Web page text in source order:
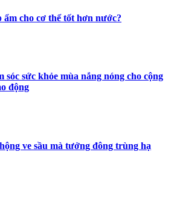
ẩm cho cơ thể tốt hơn nước?
sóc sức khỏe mùa nắng nóng cho cộng
động
ve sầu mà tưởng đông trùng hạ